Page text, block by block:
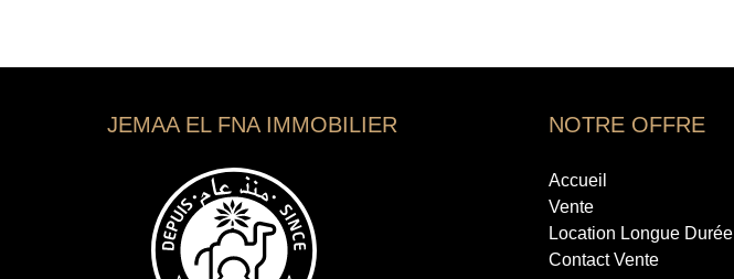
JEMAA EL FNA IMMOBILIER NOTRE OFFRE
Accueil
Vente
Location Longue Durée
Contact Vente